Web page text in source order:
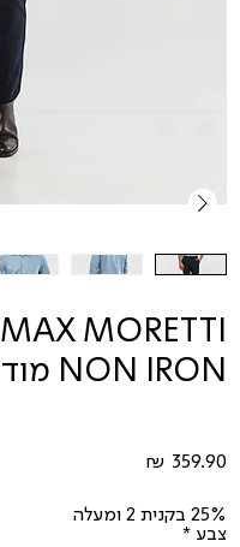
NON IRON מודרן פיט
25% בקנית 2 ומעלה
צבע *